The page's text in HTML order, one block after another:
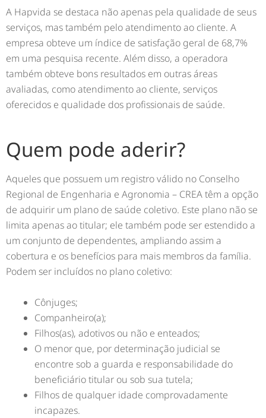
A Hapvida se destaca não apenas pela qualidade de seus
serviços, mas também pelo atendimento ao cliente. A
empresa obteve um índice de satisfação geral de 68,7%
em uma pesquisa recente. Além disso, a operadora
também obteve bons resultados em outras áreas
avaliadas, como atendimento ao cliente, serviços
oferecidos e qualidade dos profissionais de saúde.
Quem pode aderir?
Aqueles que possuem um registro válido no Conselho
Regional de Engenharia e Agronomia – CREA têm a opção
de adquirir um plano de saúde coletivo. Este plano não se
limita apenas ao titular; ele também pode ser estendido a
um conjunto de dependentes, ampliando assim a
cobertura e os benefícios para mais membros da família.
Podem ser incluídos no plano coletivo:
Cônjuges;
Companheiro(a);
Filhos(as), adotivos ou não e enteados;
O menor que, por determinação judicial se
encontre sob a guarda e responsabilidade do
beneficiário titular ou sob sua tutela;
Filhos de qualquer idade comprovadamente
incapazes.